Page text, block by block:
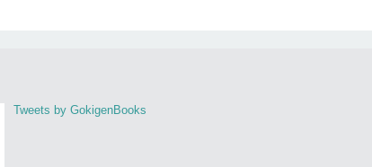
Tweets by GokigenBooks